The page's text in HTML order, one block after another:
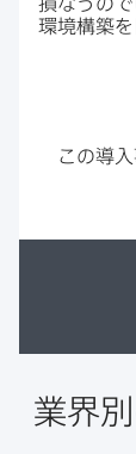
損なうの
環境構築
この​導
業界